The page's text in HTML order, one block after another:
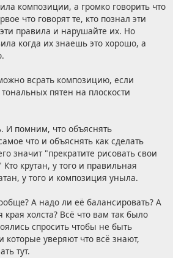
композиции, а громко говорить что
что говорят те, кто познал эти
правила и нарушайте их. Но
когда их знаешь это хорошо, а
всрать композицию, если
пятен на плоскости
И помним, что объяснять
что и объяснять как сделать
значит "прекратите рисовать свои
крутан, у того и правильная
у того и композиция уныла.
А надо ли её балансировать? А
края холста? Всё что вам так было
спросить чтобы не быть
уверяют что всё знают,
тут.